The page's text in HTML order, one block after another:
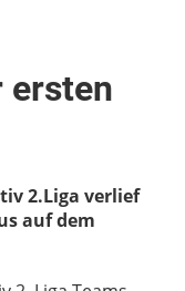
ersten
2.Liga verlief
auf dem